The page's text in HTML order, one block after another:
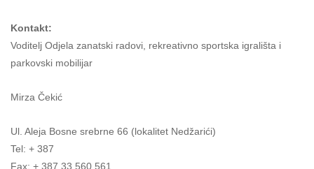
Kontakt:
Voditelj Odjela zanatski radovi, rekreativno sportska igrališta i
parkovski mobilijar
Mirza Čekić
Ul. Aleja Bosne srebrne 66 (lokalitet Nedžarići)
Tel: + 387
Fax: + 387 33 560 561